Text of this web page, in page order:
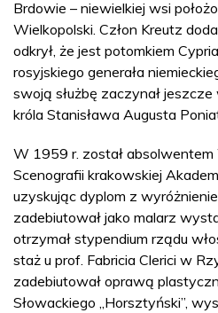
Brdowie – niewielkiej wsi
Wielkopolski. Człon Kreutz
odkrył, że jest potomkiem
rosyjskiego generała
swoją służbę zaczynał
króla Stanisława Augusta
W 1959 r. został absolwentem
Scenografii krakowskiej
uzyskując dyplom z
zadebiutował jako malarz
otrzymał stypendium rządu
staż u prof. Fabricia Clerici w
zadebiutował oprawą
Słowackiego „Horsztyński”,